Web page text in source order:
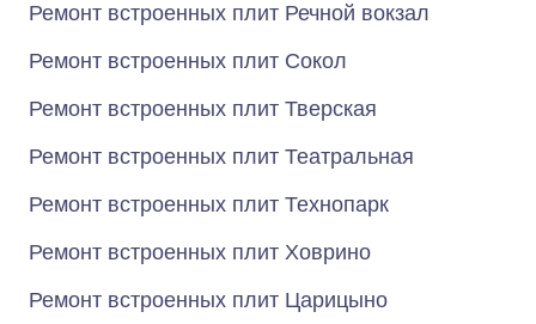
Ремонт встроенных плит Речной вокзал
Ремонт встроенных плит Сокол
Ремонт встроенных плит Тверская
Ремонт встроенных плит Театральная
Ремонт встроенных плит Технопарк
Ремонт встроенных плит Ховрино
Ремонт встроенных плит Царицыно